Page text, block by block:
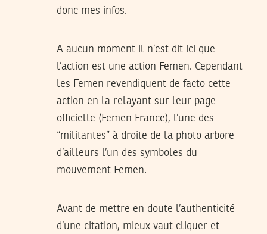
donc mes infos.
A aucun moment il n’est dit ici que
l’action est une action Femen. Cependant
les Femen revendiquent de facto cette
action en la relayant sur leur page
officielle (Femen France), l’une des
“militantes” à droite de la photo arbore
d’ailleurs l’un des symboles du
mouvement Femen.
Avant de mettre en doute l’authenticité
d’une citation, mieux vaut cliquer et